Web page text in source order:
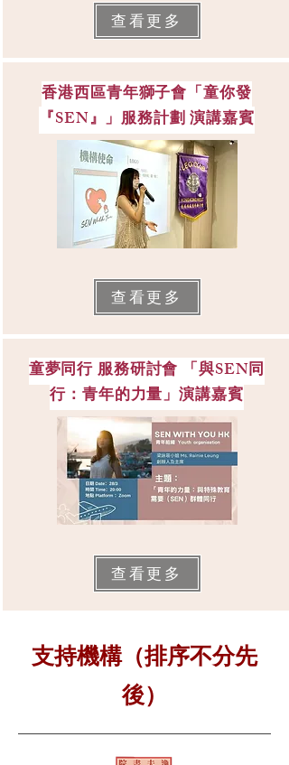
查看更多
香港西區青年獅子會「童你發
『SEN』」服務計劃 演講嘉賓
查看更多
童夢同行 服務研討會 「與SEN同
行：青年的力量」演講嘉賓
查看更多
支持機構（排序不分先
後）